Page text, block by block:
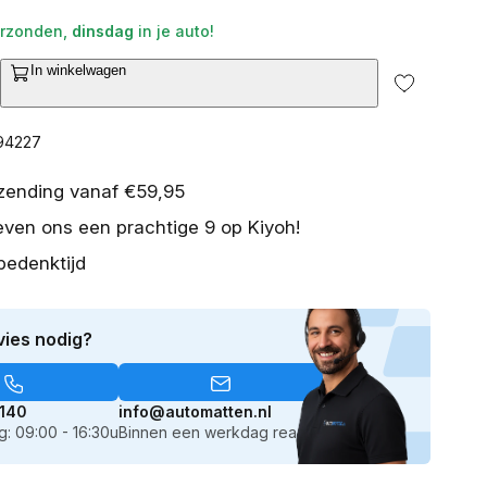
2
van
media
in
dinsdag in je auto!
In winkelwagen
vanaf €59,95
ons een prachtige 9 op Kiyoh!
nodig?
09:00 - 16:30u
info@automatten.nl
Binnen een werkdag reactie